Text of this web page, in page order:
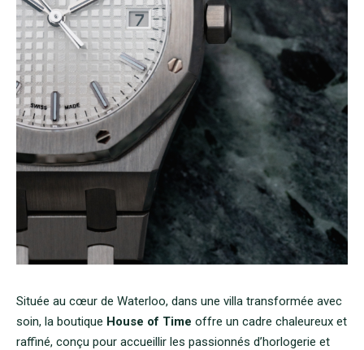
Située au cœur de Waterloo, dans une villa transformée avec
soin, la boutique House of Time offre un cadre chaleureux et
raffiné, conçu pour accueillir les passionnés d’horlogerie et